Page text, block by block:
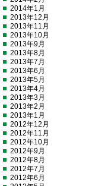
2014年1月
2013年12月
2013年11月
2013年10月
2013年9月
2013年8月
2013年7月
2013年6月
2013年5月
2013年4月
2013年3月
2013年2月
2013年1月
2012年12月
2012年11月
2012年10月
2012年9月
2012年8月
2012年7月
2012年6月